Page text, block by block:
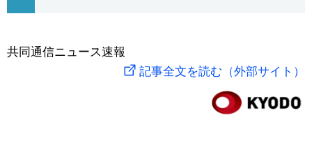
共同通信ニュース速報
記事全文を読む（外部サイト）